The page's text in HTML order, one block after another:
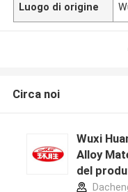
Luogo di origine
Circa noi
Wuxi
Alloy
del